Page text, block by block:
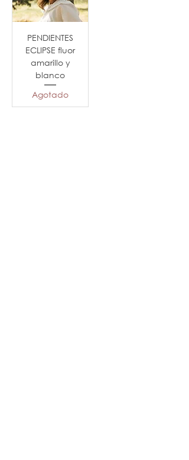
PENDIENTES
ECLIPSE fluor
amarillo y
blanco
Agotado